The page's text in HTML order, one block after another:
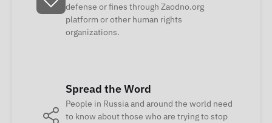
defense or fines through Zaodno.org
platform or other human rights
organizations.
Spread the Word
People in Russia and around the world need
to know about those who are trying to stop